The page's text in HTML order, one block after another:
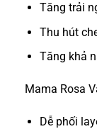
Tăng trải
Thu hút
Tăng khả
Mama Rosa
Dễ phối